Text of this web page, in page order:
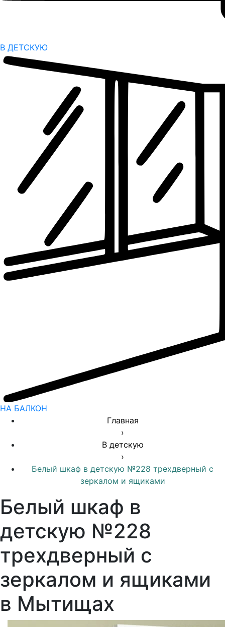
В ДЕТСКУЮ
НА БАЛКОН
Главная
›
В детскую
›
Белый шкаф в детскую №228 трехдверный с
зеркалом и ящиками
Белый шкаф в
детскую №228
трехдверный с
зеркалом и ящиками
в Мытищах